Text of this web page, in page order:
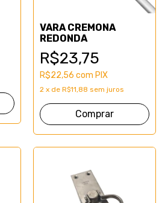
VARA CREMONA
REDONDA
R$23,75
R$22,56 com PIX
2 x de R$11,88 sem juros
Comprar